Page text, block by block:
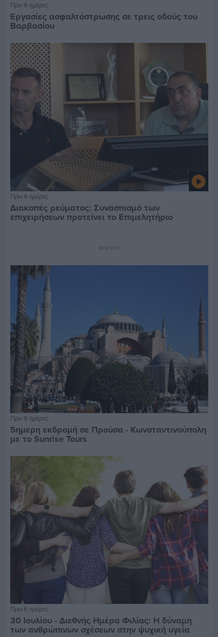
Πριν 6 ημέρες
Εργασίες ασφαλτόστρωσης σε τρεις οδούς του
Βαρβασίου
Πριν 6 ημέρες
Διακοπές ρεύματος: Συνασπισμό των
επιχειρήσεων προτείνει το Επιμελητήριο
Διαφήμιση
Πριν 6 ημέρες
5ημερη εκδρομή σε Προύσα - Κωνσταντινούπολη
με το Sunrise Tours
Πριν 6 ημέρες
30 Ιουλίου - Διεθνής Ημέρα Φιλίας: Η δύναμη
των ανθρώπινων σχέσεων στην ψυχική υγεία